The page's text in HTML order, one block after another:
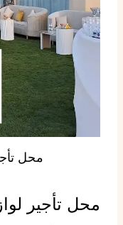
محل
محل تأجير